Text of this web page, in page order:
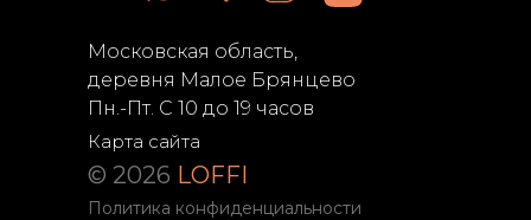
Московская область,
деревня Малое Брянцево
Пн.-Пт. С 10 до 19 часов
© 2026 LOFFI
Политика конфиденциальности
Карта сайта